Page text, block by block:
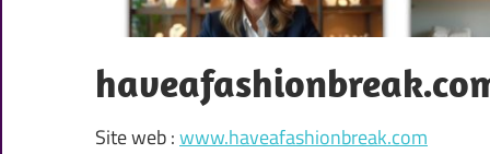
Site web :www.haveafashionbreak.com